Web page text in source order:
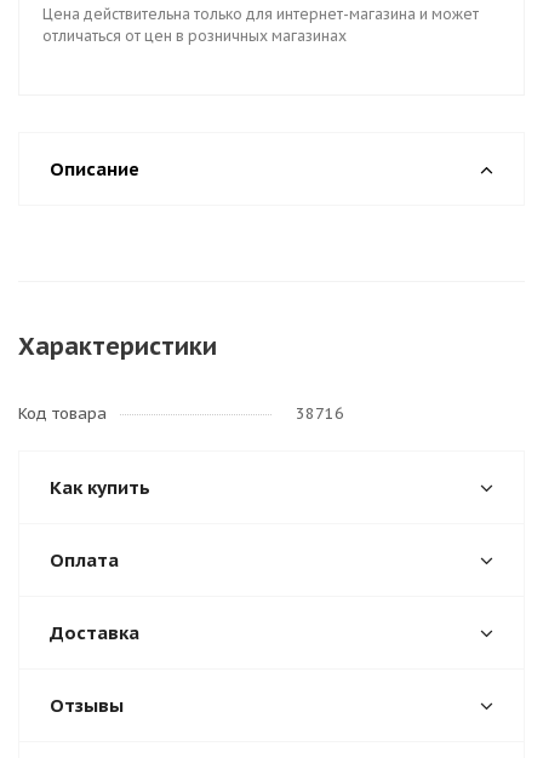
Цена действительна только для интернет-магазина и может
отличаться от цен в розничных магазинах
Описание
Характеристики
Код товара 38716
Как купить
Оплата
Доставка
Отзывы